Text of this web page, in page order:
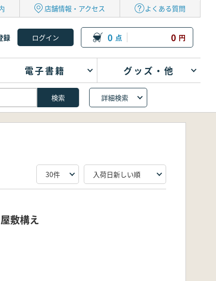
店舗情報・アクセス よくある質問
録 0 点 0 円
電子書籍 グッズ・他
詳細検索
敷構え